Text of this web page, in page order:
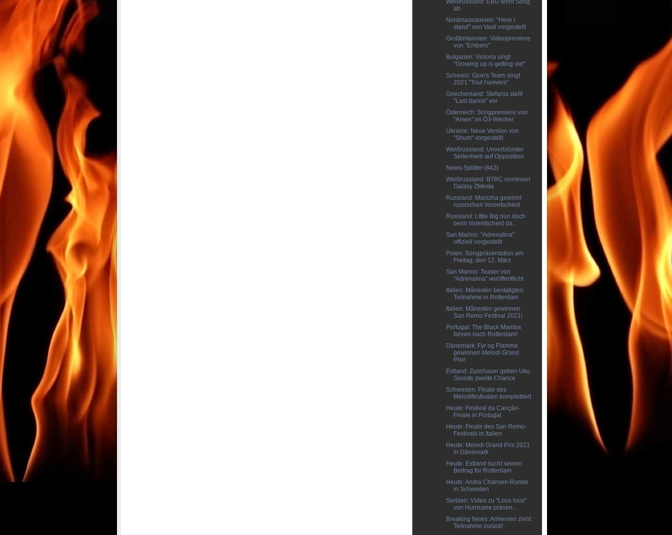
Weißrussland: EBU lehnt Song
ab
Nordmazedonien: "Here I
stand" von Vasil vorgestellt
Großbritannien: Videopremiere
von "Embers"
Bulgarien: Victoria singt
"Growing up is getting old"
Schweiz: Gjon's Tears singt
2021 "Tout l'univers"
Griechenland: Stefania stellt
"Last dance" vor
Österreich: Songpremiere von
"Amen" im Ö3-Wecker
Ukraine: Neue Version von
"Shum" vorgestellt
Weißrussland: Unverblümter
Seitenhieb auf Opposition
News-Splitter (842)
Weißrussland: BTRC nominiert
Galasy ZMesta
Russland: Manizha gewinnt
russischen Vorentscheid
Russland: Little Big nun doch
beim Vorentscheid da...
San Marino: "Adrenalina"
offiziell vorgestellt
Polen: Songpräsentation am
Freitag, den 12. März
San Marino: Teaser von
"Adrenalina" veröffentlicht
Italien: Måneskin bestätigten
Teilnahme in Rotterdam
Italien: Måneskin gewinnen
San Remo-Festival 2021!
Portugal: The Black Mamba
fahren nach Rotterdam!
Dänemark: Fyr og Flamme
gewinnen Melodi Grand
Prix!
Estland: Zuschauer geben Uku
Suviste zweite Chance
Schweden: Finale des
Melodifestivalen komplettiert
Heute: Festival da Canção-
Finale in Portugal
Heute: Finale des San Remo-
Festivals in Italien
Heute: Melodi Grand Prix 2021
in Dänemark
Heute: Estland sucht seinen
Beitrag für Rotterdam
Heute: Andra Chansen-Runde
in Schweden
Serbien: Video zu "Loco loco"
von Hurricane präsen...
Breaking News: Armenien zieht
Teilnahme zurück!